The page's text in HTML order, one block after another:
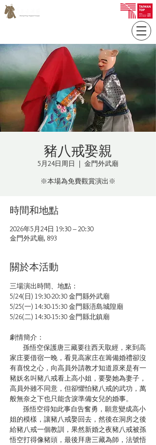
豬八戒娶親
5月24日周日
  |
金門外武廟
時間和地點
2026年5月24日 19:30 – 20:30
金門外武廟, 893
關於本活動
三場演出時間、地點：
5/24(日) 19:30-20:30 金門縣外武廟
5/25(一) 14:30-15:30 金門縣浯島城隍廟
5/26(二) 14:30-15:30 金門縣北鎮廟
劇情簡介：
孫悟空保護唐三藏要往西天取經，來到高
家庄要借宿一晚，看見高家庄在籌備婚禮卻沒
有喜悅之心，向高員外請教才知道原來是有一
豬妖名叫豬八戒看上高小姐，要娶她為妻子，
高員外雖不同意，但卻懼怕豬八戒的武功，萬
般無奈之下也只能含淚準備女兒的婚事。
孫悟空得知此事自告奮勇，願意變成高小
姐的模樣，讓豬八戒娶回去，然後在洞房之後
給豬八戒一個教訓，果然新婚之夜豬八戒被孫
悟空打得像豬頭，最後拜唐三藏為師，法號悟